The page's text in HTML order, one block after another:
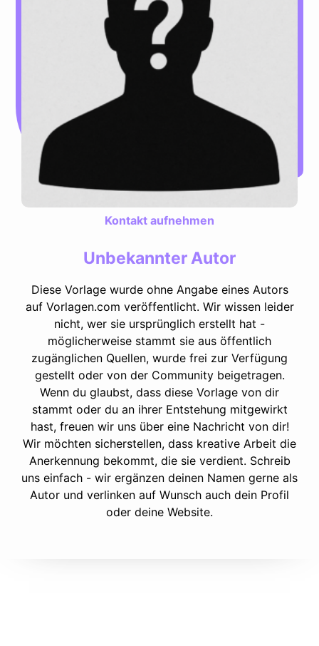
Kontakt aufnehmen
Unbekannter Autor
Diese Vorlage wurde ohne Angabe eines Autors
auf Vorlagen.com veröffentlicht. Wir wissen leider
nicht, wer sie ursprünglich erstellt hat -
möglicherweise stammt sie aus öffentlich
zugänglichen Quellen, wurde frei zur Verfügung
gestellt oder von der Community beigetragen.
Wenn du glaubst, dass diese Vorlage von dir
stammt oder du an ihrer Entstehung mitgewirkt
hast, freuen wir uns über eine Nachricht von dir!
Wir möchten sicherstellen, dass kreative Arbeit die
Anerkennung bekommt, die sie verdient. Schreib
uns einfach - wir ergänzen deinen Namen gerne als
Autor und verlinken auf Wunsch auch dein Profil
oder deine Website.